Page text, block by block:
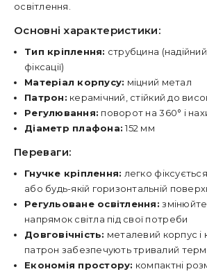
освітлення.
Основні характеристики:
Тип кріплення: струбцина
фіксації)
Матеріал корпусу: міцний метал
Патрон: керамічний, стійкий до
Регулювання: поворот на 360° і
Діаметр плафона: 152 мм
Переваги:
Гнучке кріплення: легко
або будь-якій горизонтальній
Регульоване освітлення:
напрямок світла під свої потреби
Довговічність: металевий корпус і
патрон забезпечують тривалий
Економія простору: компактні